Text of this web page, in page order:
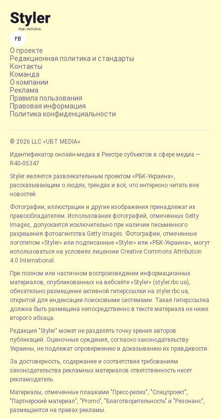
FB
О проекте
Редакционная политика и стандарты
Контакты
Команда
О компании
Реклама
Правила пользования
Правовая информация
Политика конфиденциальности
© 2026 LLC «UBT MEDIA»
Идентификатор онлайн-медиа в Реестре субъектов в сфере медиа —
R40-05347
Styler является развлекательным проектом «РБК-Украина»,
рассказывающим о людях, трендах и всё, что интересно читать вне
новостей.
Фотографии, иллюстрации и другие изображения принадлежат их
правообладателям. Использование фотографий, отмеченных Getty
Images, допускается исключительно при наличии письменного
разрешения фотоагентства Getty Images. Фотографии, отмеченные
логотипом «Styler» или подписанные «Styler» или «РБК-Украина», могут
использоваться на условиях лицензии Creative Commons Attribution
4.0 International.
При полном или частичном воспроизведении информационных
материалов, опубликованных на вебсайте «Styler» (styler.rbc.ua),
обязательно размещение активной гиперссылки на styler.rbc.ua,
открытой для индексации поисковыми системами. Такая гиперссылка
должна быть размещена непосредственно в тексте материала не ниже
второго абзаца.
Редакция "Styler" может не разделять точку зрения авторов
публикаций. Оценочные суждения, согласно законодательству
Украины, не подлежат опровержению и доказыванию их правдивости.
За достоверность, содержание и соответствие требованиям
законодательства рекламных материалов ответственность несет
рекламодатель.
Материалы, отмеченные плашками "Пресс-релиз", "Спецпроект",
"Партнерский материал", "Promo", "Благотворительность" и "Резонанс",
размещаются на правах рекламы.